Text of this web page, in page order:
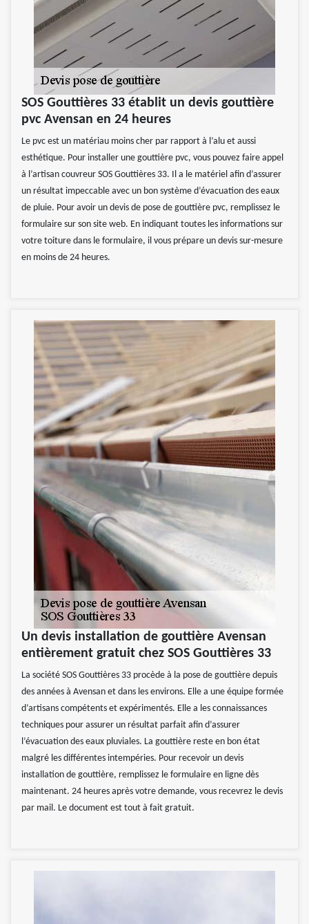
SOS Gouttières 33 établit un devis gouttière
pvc Avensan en 24 heures
Le pvc est un matériau moins cher par rapport à l’alu et aussi
esthétique. Pour installer une gouttière pvc, vous pouvez faire appel
à l’artisan couvreur SOS Gouttières 33. Il a le matériel afin d’assurer
un résultat impeccable avec un bon système d’évacuation des eaux
de pluie. Pour avoir un devis de pose de gouttière pvc, remplissez le
formulaire sur son site web. En indiquant toutes les informations sur
votre toiture dans le formulaire, il vous prépare un devis sur-mesure
en moins de 24 heures.
Un devis installation de gouttière Avensan
entièrement gratuit chez SOS Gouttières 33
La société SOS Gouttières 33 procède à la pose de gouttière depuis
des années à Avensan et dans les environs. Elle a une équipe formée
d’artisans compétents et expérimentés. Elle a les connaissances
techniques pour assurer un résultat parfait afin d’assurer
l’évacuation des eaux pluviales. La gouttière reste en bon état
malgré les différentes intempéries. Pour recevoir un devis
installation de gouttière, remplissez le formulaire en ligne dès
maintenant. 24 heures après votre demande, vous recevrez le devis
par mail. Le document est tout à fait gratuit.